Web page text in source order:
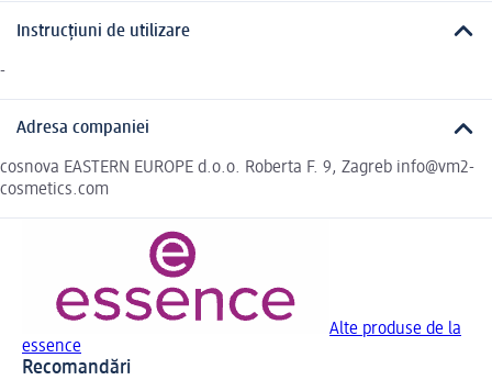
Instrucțiuni de utilizare
-
Adresa companiei
cosnova EASTERN EUROPE d.o.o. Roberta F. 9, Zagreb info@vm2-
cosmetics.com
Alte produse de la
essence
Recomandări